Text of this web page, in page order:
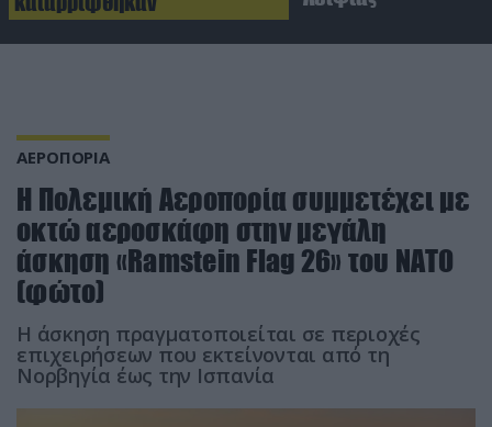
ΑΕΡΟΠΟΡΙΑ
Η Πολεμική Αεροπορία συμμετέχει με
οκτώ αεροσκάφη στην μεγάλη
άσκηση «Ramstein Flag 26» του ΝΑΤΟ
(φώτο)
Η άσκηση πραγματοποιείται σε περιοχές
επιχειρήσεων που εκτείνονται από τη
Νορβηγία έως την Ισπανία